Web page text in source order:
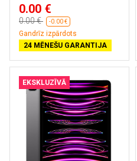
0.00 €
0.00 € -0.00 €
Gandrīz izpārdots
24 MĒNEŠU GARANTIJA
EKSKLUZĪVĀ